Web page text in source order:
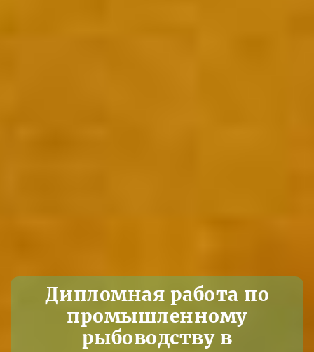
Дипломная работа по
промышленному
рыбоводству в